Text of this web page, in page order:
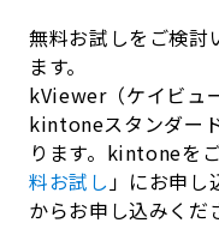
無料お試しをご検討
ます。
kViewer（ケイビュ
kintoneスタンダー
ります。kintoneを
料お試し」にお申し
からお申し込みくだ